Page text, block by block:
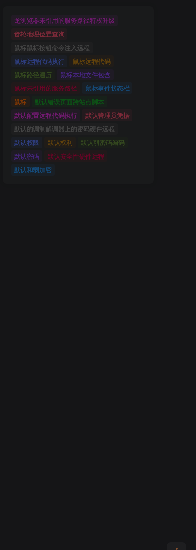
2025 hw 有poc的漏洞集合
龙浏览器未引用的服务路径特权升级
齿轮地理位置查询
鼠标鼠标按钮命令注入远程
鼠标远程代码执行
鼠标远程代码
鼠标路径遍历
鼠标本地文件包含
鼠标未引用的服务路径
鼠标事件状态栏
鼠标
默认错误页面跨站点脚本
默认配置远程代码执行
默认管理员凭据
默认的调制解调器上的密码硬件远程
默认权限
默认权利
默认弱密码编码
默认密码
默认安全性硬件远程
默认和弱加密